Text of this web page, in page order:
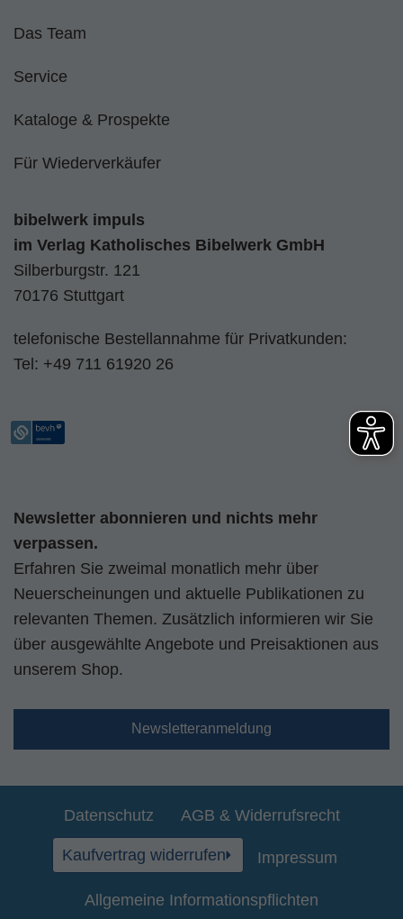
Das Team
Service
Kataloge & Prospekte
Für Wiederverkäufer
bibelwerk impuls
im Verlag Katholisches Bibelwerk GmbH
Silberburgstr. 121
70176 Stuttgart
telefonische Bestellannahme für Privatkunden:
Tel: +49 711 61920 26
Newsletter abonnieren und nichts mehr
verpassen.
Erfahren Sie zweimal monatlich mehr über
Neuerscheinungen und aktuelle Publikationen zu
relevanten Themen. Zusätzlich informieren wir Sie
über ausgewählte Angebote und Preisaktionen aus
unserem Shop.
Newsletteranmeldung
Datenschutz AGB & Widerrufsrecht
Kaufvertrag widerrufen Impressum
Allgemeine Informationspflichten